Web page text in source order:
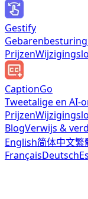
Gestify
Prijzen
CaptionGo
Tweetalige en AI-
Prijzen
BlogVerwijs &
English简体中文繁
FrançaisDeutsch